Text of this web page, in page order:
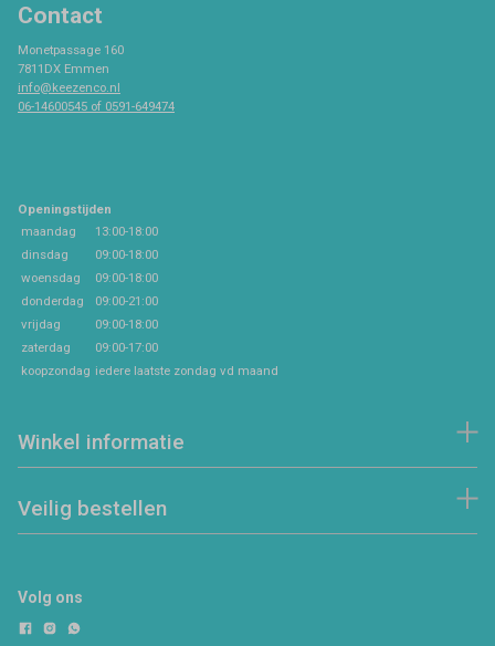
Contact
Monetpassage 160
7811DX Emmen
info@keezenco.nl
06-14600545 of 0591-649474
Openingstijden
maandag
13:00-18:00
dinsdag
09:00-18:00
woensdag
09:00-18:00
donderdag
09:00-21:00
vrijdag
09:00-18:00
zaterdag
09:00-17:00
koopzondag iedere laatste zondag vd maand
Winkel informatie
Veilig bestellen
Volg ons